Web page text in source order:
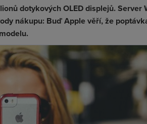
dotykových OLED displejů. Server
nákupu: Buď Apple věří, že